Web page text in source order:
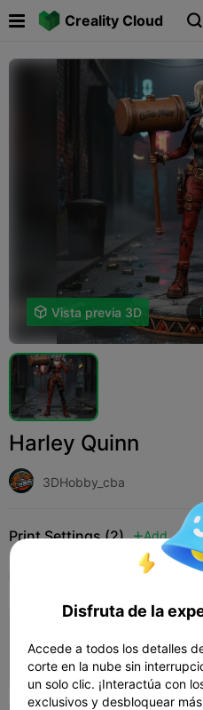
Creality Cloud 
 Vista previa 3D
Harley Quinn
3DHobby_cba
Print Settings (2) Add
Autor 49m
Disfruta de la
Accede a todos los detalles
corte en la nube sin
un solo clic. ¡Interactúa con
exclusivos y desbloquear